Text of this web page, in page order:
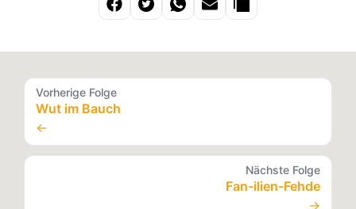
Vorherige Folge
Wut im Bauch
←
Nächste Folge
Fan-ilien-Fehde
→